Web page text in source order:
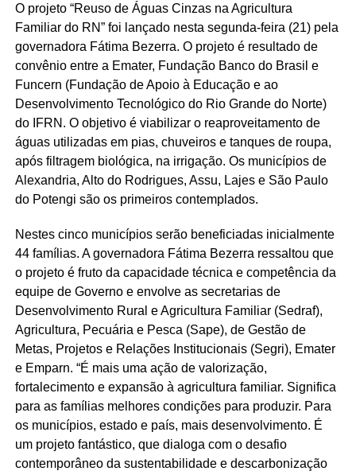
O projeto “Reuso de Águas Cinzas na Agricultura
Familiar do RN” foi lançado nesta segunda-feira (21) pela
governadora Fátima Bezerra. O projeto é resultado de
convênio entre a Emater, Fundação Banco do Brasil e
Funcern (Fundação de Apoio à Educação e ao
Desenvolvimento Tecnológico do Rio Grande do Norte)
do IFRN. O objetivo é viabilizar o reaproveitamento de
águas utilizadas em pias, chuveiros e tanques de roupa,
após filtragem biológica, na irrigação. Os municípios de
Alexandria, Alto do Rodrigues, Assu, Lajes e São Paulo
do Potengi são os primeiros contemplados.
Nestes cinco municípios serão beneficiadas inicialmente
44 famílias. A governadora Fátima Bezerra ressaltou que
o projeto é fruto da capacidade técnica e competência da
equipe de Governo e envolve as secretarias de
Desenvolvimento Rural e Agricultura Familiar (Sedraf),
Agricultura, Pecuária e Pesca (Sape), de Gestão de
Metas, Projetos e Relações Institucionais (Segri), Emater
e Emparn. “É mais uma ação de valorização,
fortalecimento e expansão à agricultura familiar. Significa
para as famílias melhores condições para produzir. Para
os municípios, estado e país, mais desenvolvimento. É
um projeto fantástico, que dialoga com o desafio
contemporâneo da sustentabilidade e descarbonização